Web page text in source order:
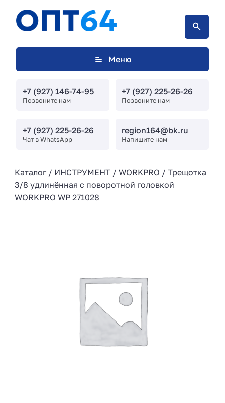
Меню
+7 (927) 146-74-95
Позвоните нам
+7 (927) 225-26-26
Позвоните нам
+7 (927) 225-26-26
Чат в WhatsApp
region164@bk.ru
Напишите нам
Каталог/ ИНСТРУМЕНТ/ WORKPRO / Трещотка
3/8 удлинённая с поворотной головкой
WORKPRO WP 271028